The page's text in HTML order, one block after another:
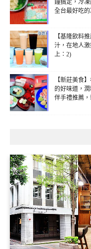
鐘搞定，冷
全台最好吃
【基隆飲料
汁，在地人
上：2)
【新莊美食
的好味道，
伴手禮推薦